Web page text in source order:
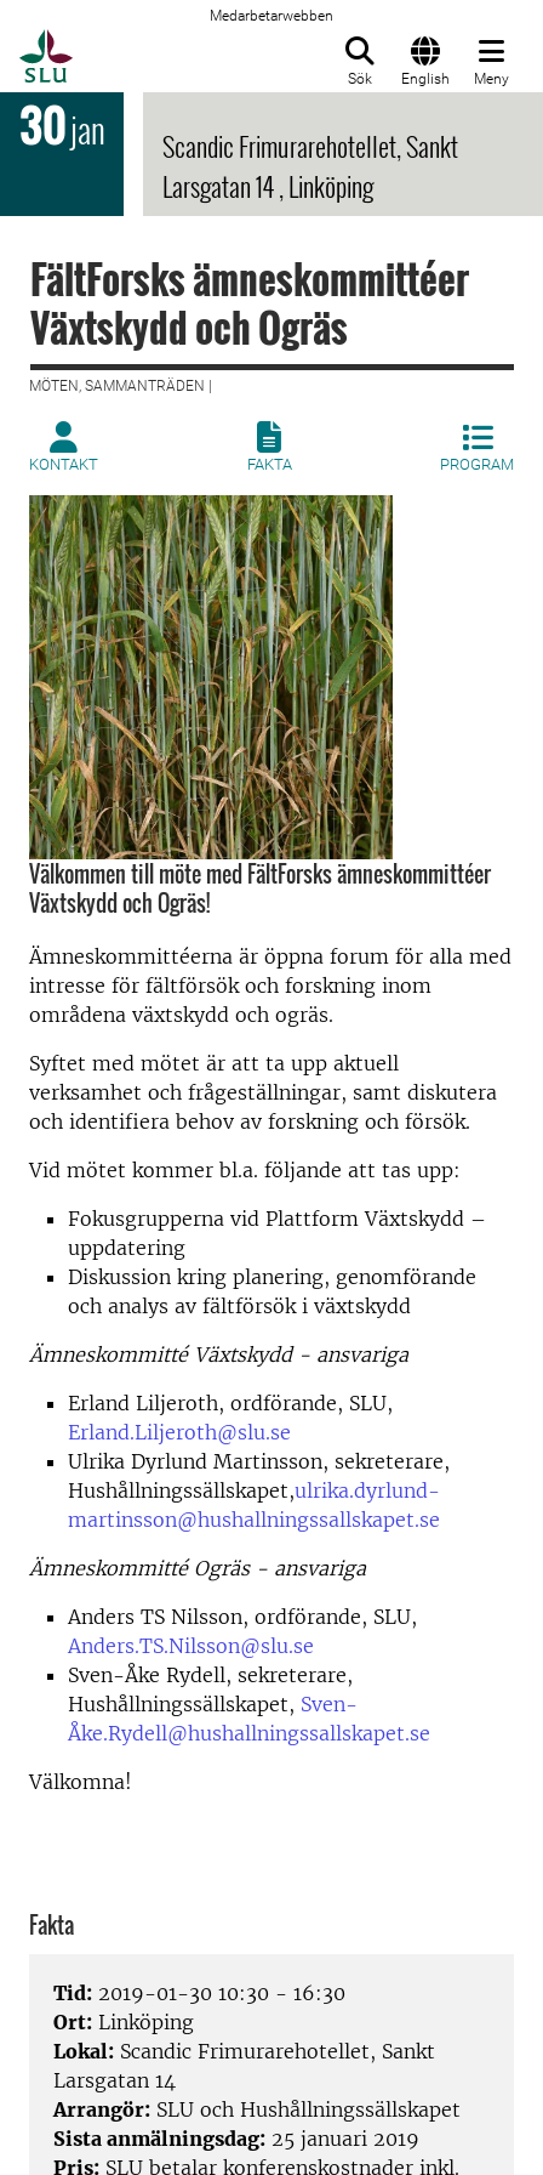
Medarbetarwebben
Sök English Meny
30jan
Scandic Frimurarehotellet, Sankt
Larsgatan 14 , Linköping
FältForsks ämneskommittéer
Växtskydd och Ogräs
MÖTEN, SAMMANTRÄDEN |
KONTAKT FAKTA PROGRAM
Välkommen till möte med FältForsks ämneskommittéer
Växtskydd och Ogräs!
Ämneskommittéerna är öppna forum för alla med
intresse för fältförsök och forskning inom
områdena växtskydd och ogräs.
Syftet med mötet är att ta upp aktuell
verksamhet och frågeställningar, samt diskutera
och identifiera behov av forskning och försök.
Vid mötet kommer bl.a. följande att tas upp:
Fokusgrupperna vid Plattform Växtskydd –
uppdatering
Diskussion kring planering, genomförande
och analys av fältförsök i växtskydd
Ämneskommitté Växtskydd - ansvariga
Erland Liljeroth, ordförande, SLU,
Erland.Liljeroth@slu.se
Ulrika Dyrlund Martinsson, sekreterare,
Hushållningssällskapet,ulrika.dyrlund-
martinsson@hushallningssallskapet.se
Ämneskommitté Ogräs - ansvariga
Anders TS Nilsson, ordförande, SLU,
Anders.TS.Nilsson@slu.se
Sven-Åke Rydell, sekreterare,
Hushållningssällskapet, Sven-
Åke.Rydell@hushallningssallskapet.se
Välkomna!
Fakta
Tid: 2019-01-30 10:30 - 16:30
Ort: Linköping
Lokal: Scandic Frimurarehotellet, Sankt
Larsgatan 14
Arrangör: SLU och Hushållningssällskapet
Sista anmälningsdag: 25 januari 2019
Pris: SLU betalar konferenskostnader inkl.